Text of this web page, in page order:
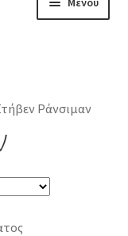
Ράνσιμαν